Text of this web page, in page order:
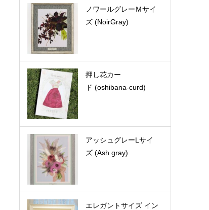
ノワールグレーＭサイ
ズ (NoirGray)
押し花カー
ド (oshibana-curd)
アッシュグレーLサイ
ズ (Ash gray)
エレガントサイズ イン